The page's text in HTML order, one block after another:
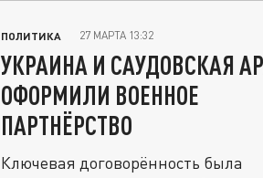
ПОЛИТИКА 27 МАРТА 13:32
УКРАИНА И САУДОВСКАЯ
ОФОРМИЛИ ВОЕННОЕ
ПАРТНЁРСТВО
Ключевая договорённость была